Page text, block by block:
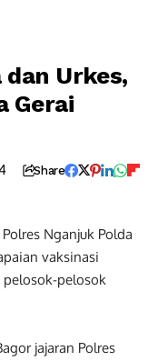
dan Urkes,
Gerai
Share
Nganjuk Polda
vaksinasi
pelosok-pelosok
jajaran Polres